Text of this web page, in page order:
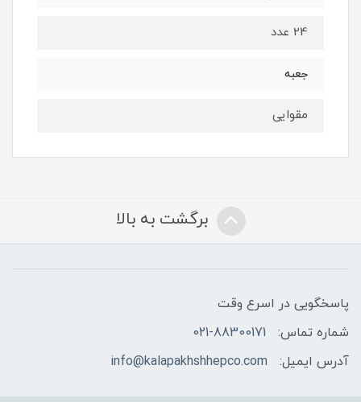
24 عدد
جعبه
مقوایی
برگشت به بالا
پاسخگویی در اسرع وقت
شماره تماس:
021-88300171
آدرس ایمیل:
info@kalapakhshhepco.com